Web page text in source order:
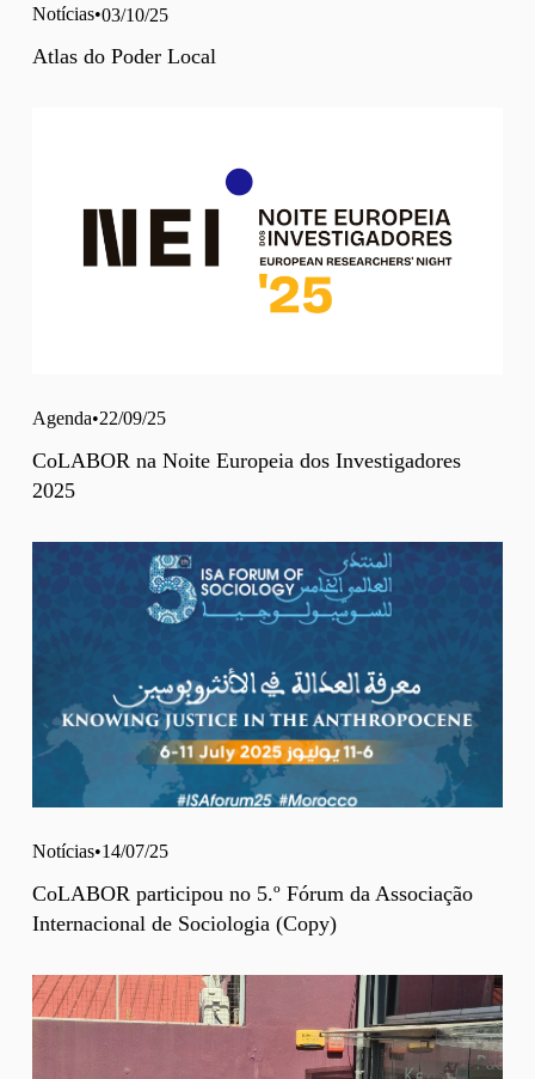
Notícias 03/10/25
Atlas do Poder Local
Agenda 22/09/25
CoLABOR na Noite Europeia dos Investigadores
2025
Notícias 14/07/25
CoLABOR participou no 5.º Fórum da Associação
Internacional de Sociologia (Copy)